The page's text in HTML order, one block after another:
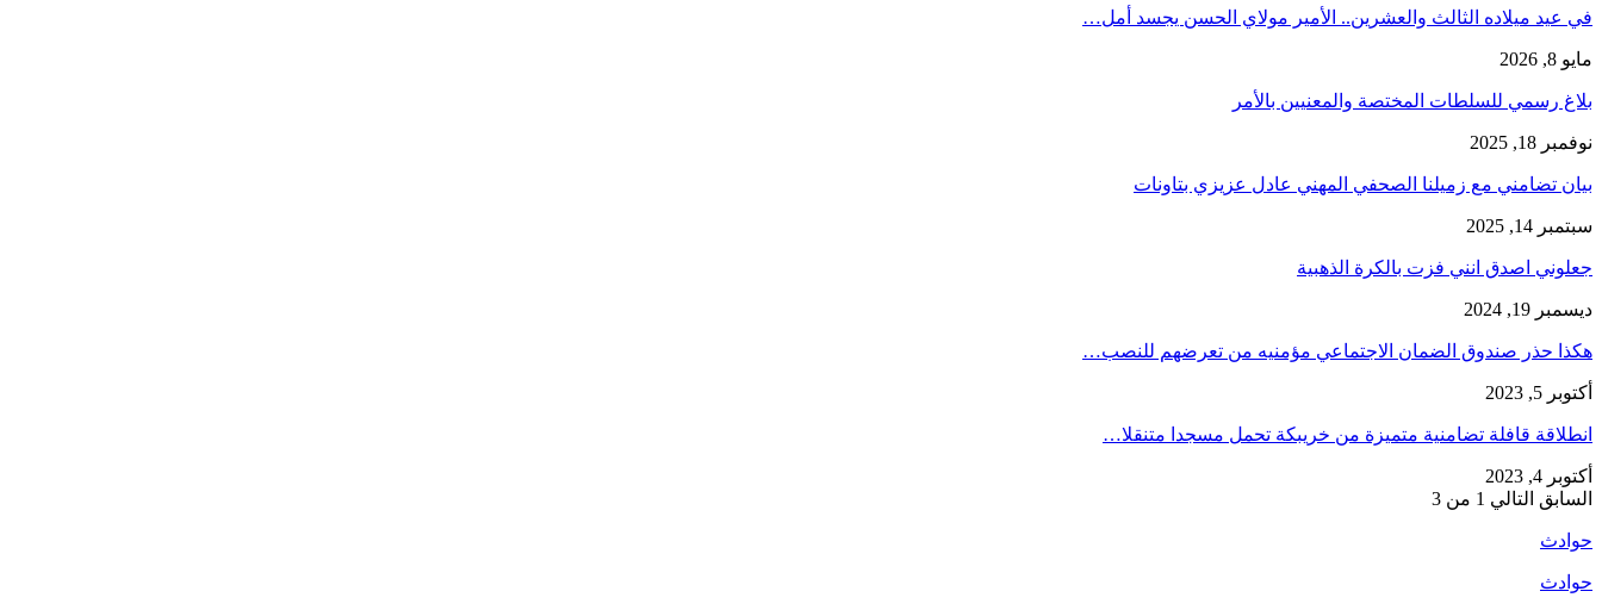
في عيد ميلاده الثالث والعشرين.. الأمير مولاي الحسن يجسد أمل…
مايو 8, 2026
بلاغ رسمي للسلطات المختصة والمعنيين بالأمر
نوفمبر 18, 2025
بيان تضامني مع زميلنا الصحفي المهني عادل عزيزي بتاونات
سبتمبر 14, 2025
جعلوني اصدق انني فزت بالكرة الذهبية
ديسمبر 19, 2024
هكذا حذر صندوق الضمان الاجتماعي مؤمنيه من تعرضهم للنصب…
أكتوبر 5, 2023
انطلاقة قافلة تضامنية متميزة من خريبكة تحمل مسجدا متنقلا…
أكتوبر 4, 2023
السابق التالي 1 من 3
حوادث
حوادث